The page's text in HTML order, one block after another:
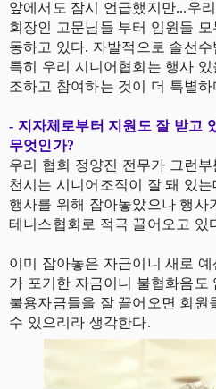
앞에서도 잠시 언급했지만...우
회장인 고문님들 부터 임원들
동하고 있다. 자발적으로 솔선
특히 우리 시니어협회는 행사
조하고 참여하는 것이 더 특별
- 지자체로부터 지원도 잘 받고
무엇인가?
우리 협회 정양진 전무가 그런
천시는 시니어조직이 잘 돼 있
행사를 위해 잡아놓았으나 행사
테니스협회로 적극 끌어오고 있
이미 잡아놓은 자금이니 새로
가 포기한 자금이니 불협화음도
불용자금들을 잘 끌어오면 회원
수 있으리라 생각한다.